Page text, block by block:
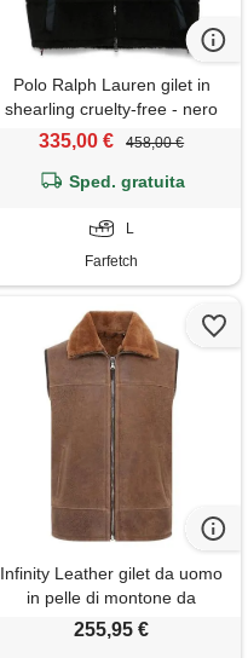
Polo Ralph Lauren gilet in
shearling cruelty-free - nero
335,00 € 458,00 €
Sped. gratuita
L
Farfetch
Infinity Leather gilet da uomo
in pelle di montone da
aviatore in shearling gilet
255,95 €